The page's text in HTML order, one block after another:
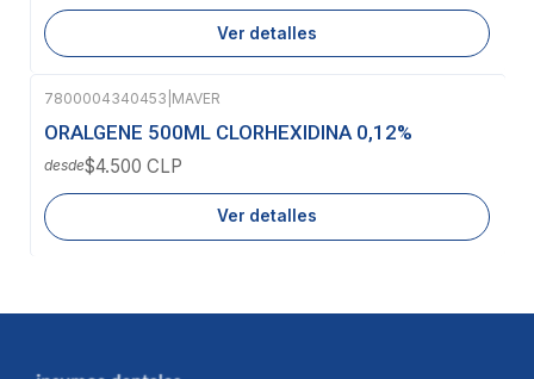
Ver detalles
Agotado
7800004340453 MAVER
ORALGENE 500ML CLORHEXIDINA 0,12%
desde$4.500 CLP
Ver detalles